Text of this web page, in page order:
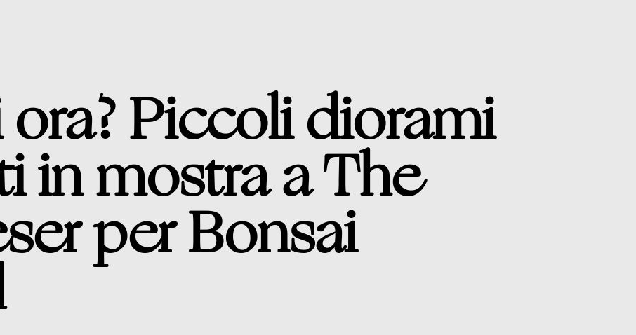
Piccoli diorami
in mostra a The
per Bonsai